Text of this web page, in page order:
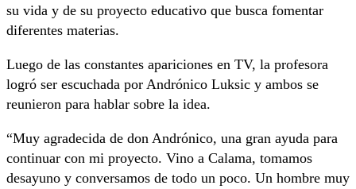
su vida y de su proyecto educativo que busca fomentar
diferentes materias.
Luego de las constantes apariciones en TV, la profesora
logró ser escuchada por Andrónico Luksic y ambos se
reunieron para hablar sobre la idea.
“Muy agradecida de don Andrónico, una gran ayuda para
continuar con mi proyecto. Vino a Calama, tomamos
desayuno y conversamos de todo un poco. Un hombre muy